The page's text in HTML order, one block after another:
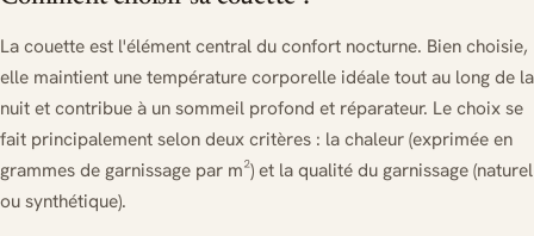
La couette est l'élément central du confort nocturne. Bien choisie,
elle maintient une température corporelle idéale tout au long de la
nuit et contribue à un sommeil profond et réparateur. Le choix se
fait principalement selon deux critères : la chaleur (exprimée en
grammes de garnissage par m²) et la qualité du garnissage (naturel
ou synthétique).